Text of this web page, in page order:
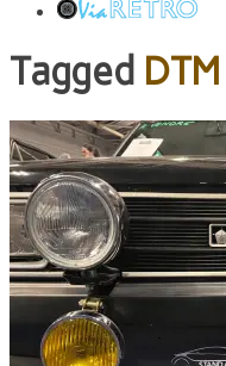
Tagged DTM